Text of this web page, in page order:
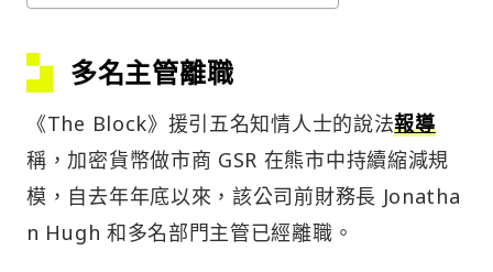
多名主管離職
《The Block》援引五名知情人士的說法報導
稱，加密貨幣做市商 GSR 在熊市中持續縮減規
模，自去年年底以來，該公司前財務長 Jonatha
n Hugh 和多名部門主管已經離職。